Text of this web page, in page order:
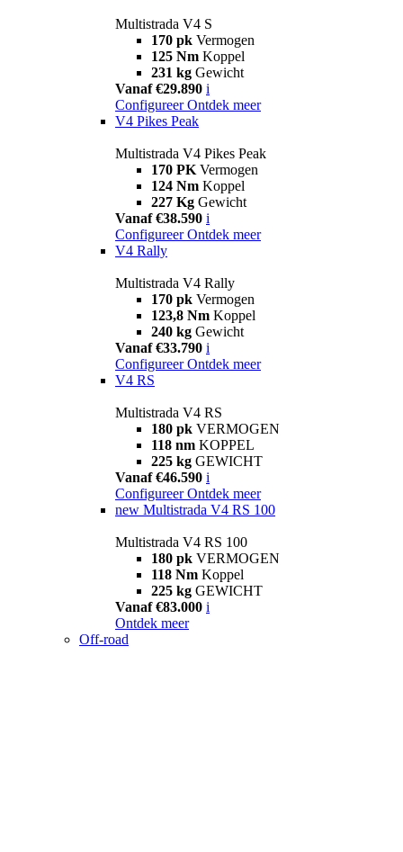
Multistrada V4 S
170 pk Vermogen
125 Nm Koppel
231 kg Gewicht
Vanaf €29.890 i
Configureer Ontdek meer
V4 Pikes Peak
Multistrada V4 Pikes Peak
170 PK Vermogen
124 Nm Koppel
227 Kg Gewicht
Vanaf €38.590 i
Configureer Ontdek meer
V4 Rally
Multistrada V4 Rally
170 pk Vermogen
123,8 Nm Koppel
240 kg Gewicht
Vanaf €33.790 i
Configureer Ontdek meer
V4 RS
Multistrada V4 RS
180 pk VERMOGEN
118 nm KOPPEL
225 kg GEWICHT
Vanaf €46.590 i
Configureer Ontdek meer
new Multistrada V4 RS 100
Multistrada V4 RS 100
180 pk VERMOGEN
118 Nm Koppel
225 kg GEWICHT
Vanaf €83.000 i
Ontdek meer
Off-road